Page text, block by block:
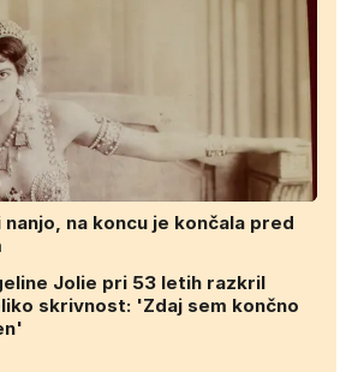
na koncu je končala pred
Jolie pri 53 letih razkril
skrivnost: 'Zdaj sem končno